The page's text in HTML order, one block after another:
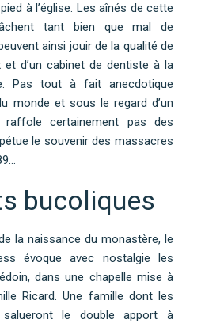
à l’église. Les aînés de cette
tant bien que mal de
ainsi jouir de la qualité de
et d’un cabinet de dentiste à la
Pas tout à fait anecdotique
monde et sous le regard d’un
certainement pas des
le souvenir des massacres
bucoliques
la naissance du monastère, le
évoque avec nostalgie les
dans une chapelle mise à
Ricard. Une famille dont les
le double apport à